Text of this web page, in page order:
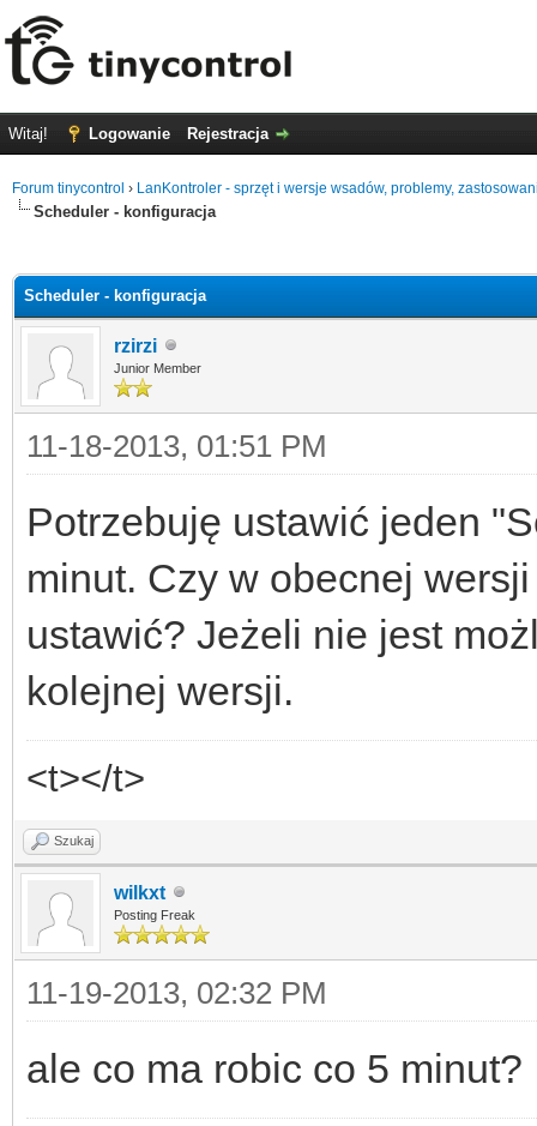
Witaj! Logowanie Rejestracja
Forum tinycontrol › LanKontroler - sprzęt i wersje wsadów, problemy,
Scheduler - konfiguracja
Scheduler - konfiguracja
rzirzi
Junior Member
11-18-2013, 01:51 PM
Potrzebuję ustawić jeden
minut. Czy w obecnej
ustawić? Jeżeli nie jest
kolejnej wersji.
<t></t>
Szukaj
wilkxt
Posting Freak
11-19-2013, 02:32 PM
ale co ma robic co 5 minut?